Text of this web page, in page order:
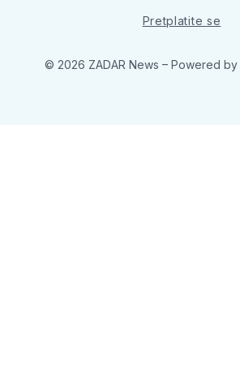
Pretplatite se
© 2026 ZADAR News – Powered by